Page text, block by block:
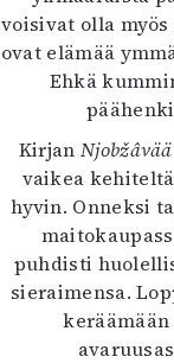
voisivat olla
ovat elämää
Ehkä
Kirjan
vaikea
hyvin. Onneksi
puhdisti
sieraimensa.